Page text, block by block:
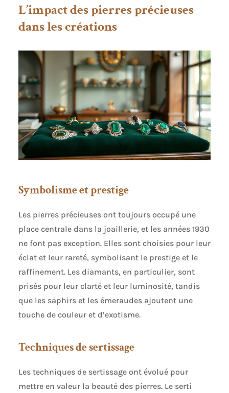
L’impact des pierres précieuses
dans les créations
Symbolisme et prestige
Les pierres précieuses ont toujours occupé une
place centrale dans la joaillerie, et les années 1930
ne font pas exception. Elles sont choisies pour leur
éclat et leur rareté, symbolisant le prestige et le
raffinement. Les diamants, en particulier, sont
prisés pour leur clarté et leur luminosité, tandis
que les saphirs et les émeraudes ajoutent une
touche de couleur et d’exotisme.
Techniques de sertissage
Les techniques de sertissage ont évolué pour
mettre en valeur la beauté des pierres. Le serti